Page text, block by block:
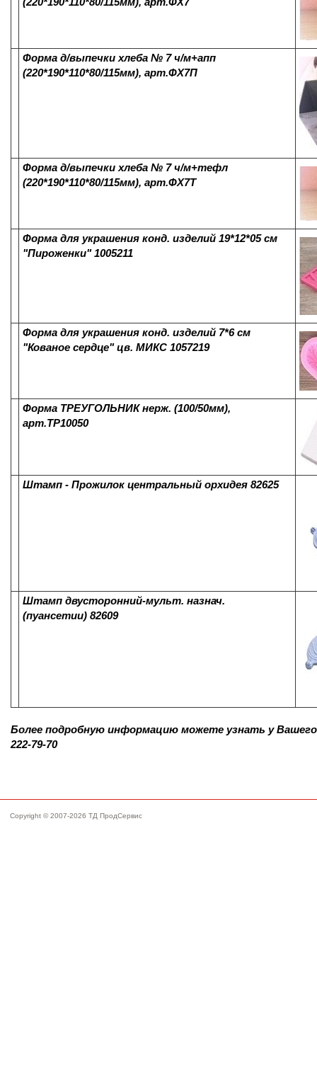
Форма д/выпечки хлеба № 7 ч/м+апп
(220*190*110*80/115мм), арт.ФХ7П
Форма д/выпечки хлеба № 7 ч/м+тефл
(220*190*110*80/115мм), арт.ФХ7Т
Форма для украшения конд. изделий 19*12*05 см
"Пироженки" 1005211
Форма для украшения конд. изделий 7*6 см
"Кованое сердце" цв. МИКС 1057219
Форма ТРЕУГОЛЬНИК нерж. (100/50мм),
арт.ТР10050
Штамп - Прожилок центральный орхидея 82625
Штамп двусторонний-мульт. назнач.
(пуансетии) 82609
Более подробную информацию можете узнать у
222-79-70
Copyright © 2007-2026 ТД ПродСервис